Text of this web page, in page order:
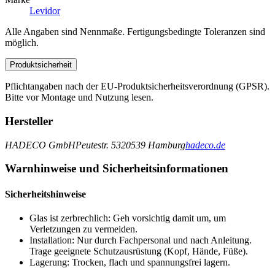
Levidor
Alle Angaben sind Nennmaße. Fertigungsbedingte Toleranzen sind
möglich.
Produktsicherheit
Pflichtangaben nach der EU-Produktsicherheitsverordnung (GPSR).
Bitte vor Montage und Nutzung lesen.
Hersteller
HADECO GmbHPeutestr. 5320539 Hamburghadeco.de
Warnhinweise und Sicherheitsinformationen
Sicherheitshinweise
Glas ist zerbrechlich: Geh vorsichtig damit um, um
Verletzungen zu vermeiden.
Installation: Nur durch Fachpersonal und nach Anleitung.
Trage geeignete Schutzausrüstung (Kopf, Hände, Füße).
Lagerung: Trocken, flach und spannungsfrei lagern.